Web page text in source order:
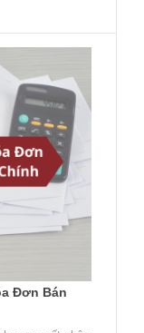
Đơn Bán